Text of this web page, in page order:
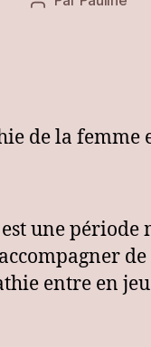
de la femme
est une
entre en